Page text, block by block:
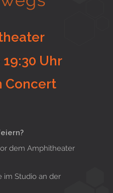
Gesundheit
19:30 Uhr
Concert
dem Amphitheater
im Studio an der